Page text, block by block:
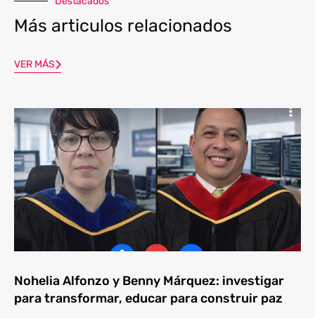
Más articulos relacionados
VER MÁS
Nohelia Alfonzo y Benny Márquez: investigar
para transformar, educar para construir paz